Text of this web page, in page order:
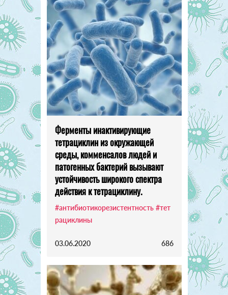
Ферменты инактивирующие
тетрациклин из окружающей
среды, комменсалов людей и
патогенных бактерий вызывают
устойчивость широкого спектра
действия к тетрациклину.
#антибиотикорезистентность #тет
рациклины
03.06.2020 686